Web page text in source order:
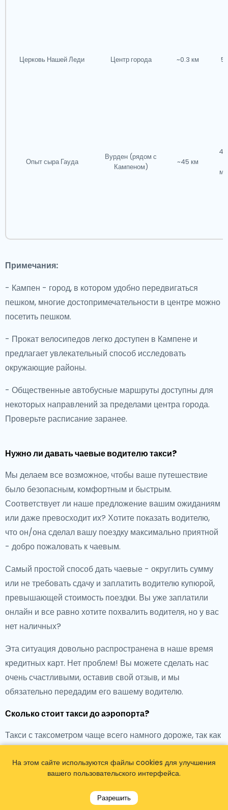
Церковь Нашей Леди Центр города ~0.3 км 5
Опыт сыра Гауда
Вурден (рядом с
Кампеном)
~45 км
Примечания:
- Кампен - город, в котором удобно передвигаться
пешком, многие достопримечательности в центре можно
посетить пешком.
- Прокат велосипедов легко доступен в Кампене и
предлагает увлекательный способ исследовать
окружающие районы.
- Общественные автобусные маршруты доступны для
некоторых направлений за пределами центра города.
Проверьте расписание заранее.
Нужно ли давать чаевые водителю такси?
Мы делаем все возможное, чтобы ваше путешествие
было безопасным, комфортным и быстрым.
Соответствует ли наше предложение вашим ожиданиям
или даже превосходит их? Хотите показать водителю,
что он/она сделал вашу поездку максимально приятной
- добро пожаловать к чаевым.
Самый простой способ дать чаевые - округлить сумму
или не требовать сдачу и заплатить водителю купюрой,
превышающей стоимость поездки. Вы уже заплатили
онлайн и все равно хотите похвалить водителя, но у вас
нет наличных?
Эта ситуация довольно распространена в наше время
кредитных карт. Нет проблем! Вы можете сделать нас
очень счастливыми, оставив свой отзыв, и мы
обязательно передадим его вашему водителю.
Сколько стоит такси до аэропорта?
Такси с таксометром чаще всего намного дороже, так как
подачу, который ночью дороже, цена за километр и,
возможно, также тариф за ожидание. Мы предлагаем
такси по фиксированным ценам, начиная с 37 евро за
поездку без скрытых платежей!
На этом сайте используются файлы cookies для улучшения
вашего пользовательского интерфейса.
Разрешить